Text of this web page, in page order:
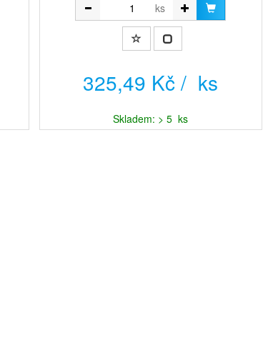
ks
325,49 Kč / ks
Skladem: > 5 ks